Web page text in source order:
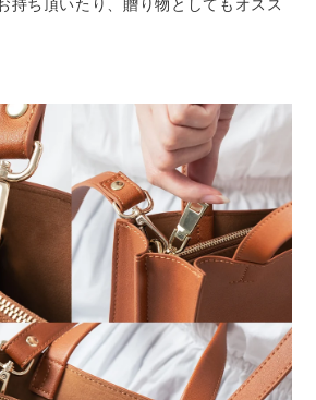
持ち頂いたり、贈り物としてもオスス